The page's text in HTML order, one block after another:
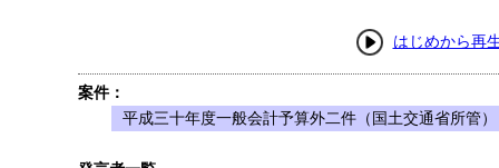
はじめから再
案件：
平成三十年度一般会計予算外二件（国土交通省所管）